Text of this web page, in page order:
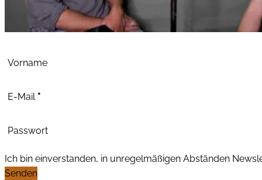
Vorname
E-Mail *
Passwort
Ich bin einverstanden, in unregelmäßigen Abständen
Senden